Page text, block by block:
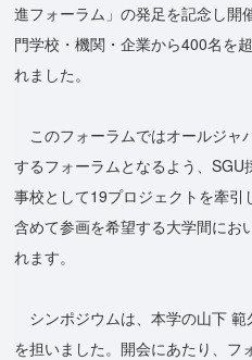
進フォーラム」の発足を記念し開
門学校・機関・企業から400名を
れました。
このフォーラムではオールジャ
するフォーラムとなるよう、
事校として19プロジェクトを牽
含めて参画を希望する大学間にお
れます。
シンポジウムは、本学の山下
を担いました。開会にあたり、フ